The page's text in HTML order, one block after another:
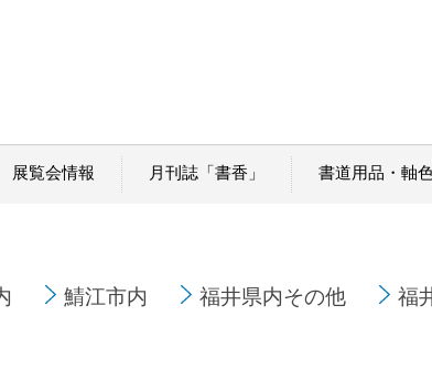
展覧会情報 月刊誌「書香」 書道用品・軸
鯖江市内 福井県内その他 福